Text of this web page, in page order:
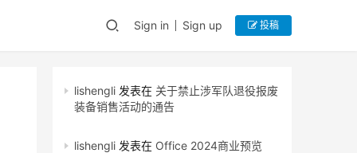
Sign in Sign up 投稿
lishengli 发表在 关于禁止涉军队退役报废
装备销售活动的通告
lishengli 发表在 Office 2024商业预览